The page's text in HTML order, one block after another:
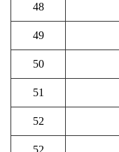
48
49
50
51
52
52